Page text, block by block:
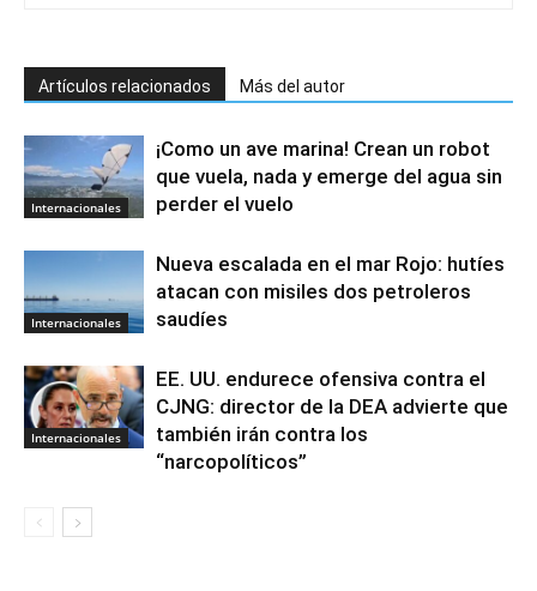
Artículos relacionados Más del autor
Internacionales
¡Como un ave marina! Crean un robot
que vuela, nada y emerge del agua sin
perder el vuelo
Internacionales
Nueva escalada en el mar Rojo: hutíes
atacan con misiles dos petroleros
saudíes
Internacionales
EE. UU. endurece ofensiva contra el
CJNG: director de la DEA advierte que
también irán contra los
“narcopolíticos”